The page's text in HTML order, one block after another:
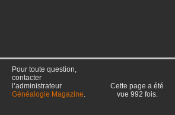
Pour toute question,
contacter
l’administrateur
Généalogie Magazine.
Cette page a été
vue 992 fois.